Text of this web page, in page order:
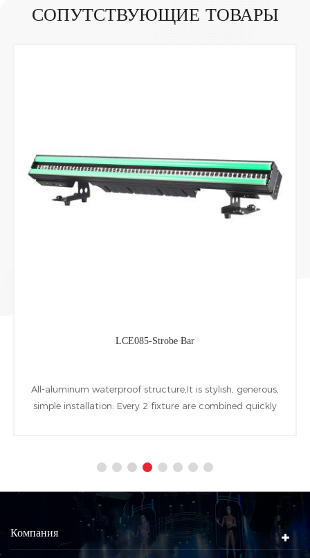
СОПУТСТВУЮЩИЕ ТОВАРЫ
LCE085-Strobe Bar
All-aluminum waterproof structure,It is stylish, generous,
simple installation. Every 2 fixture are combined quickly
as the light source
Компания